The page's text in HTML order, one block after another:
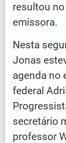
resultou
emissora.
Nesta
Jonas
agenda no
federal
secretário
professor